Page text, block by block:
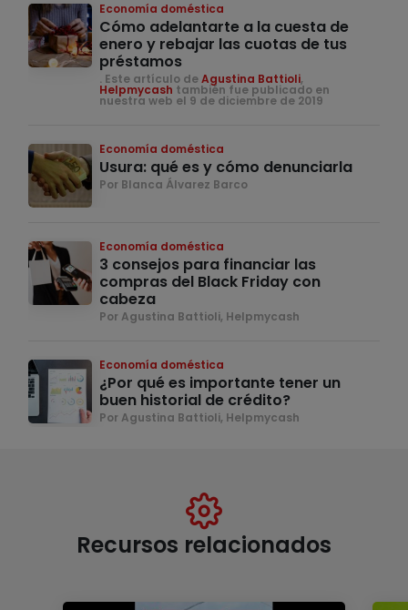
Economía doméstica
Cómo adelantarte a la cuesta de
enero y rebajar las cuotas de tus
préstamos
. Este artículo deAgustina Battioli,
Helpmycash también fue publicado en
nuestra web el 9 de diciembre de 2019
Economía doméstica
Usura: qué es y cómo denunciarla
Por Blanca Álvarez Barco
Economía doméstica
3 consejos para financiar las
compras del Black Friday con
cabeza
Por Agustina Battioli, Helpmycash
Economía doméstica
¿Por qué es importante tener un
buen historial de crédito?
Por Agustina Battioli, Helpmycash
Recursos relacionados